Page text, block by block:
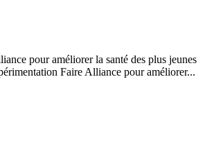
pour améliorer la santé des plus jeunes
Faire Alliance pour améliorer...